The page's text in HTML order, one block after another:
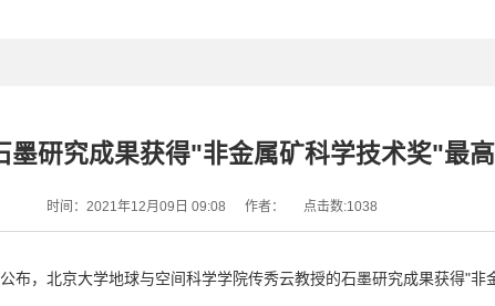
墨研究成果获得"非金属矿科学技术奖"最
时间：2021年12月09日 09:08 作者： 点击数:1038
布，北京大学地球与空间科学学院传秀云教授的石墨研究成果获得"